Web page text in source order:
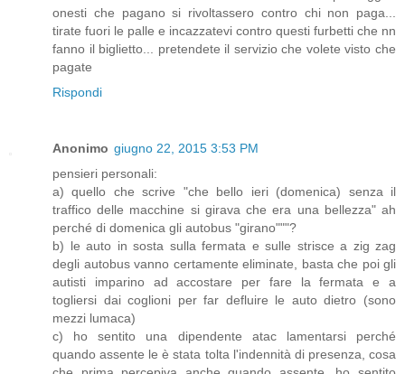
onesti che pagano si rivoltassero contro chi non paga...
tirate fuori le palle e incazzatevi contro questi furbetti che nn
fanno il biglietto... pretendete il servizio che volete visto che
pagate
Rispondi
Anonimo giugno 22, 2015 3:53 PM
pensieri personali:
a) quello che scrive "che bello ieri (domenica) senza il
traffico delle macchine si girava che era una bellezza" ah
perché di domenica gli autobus "girano"""?
b) le auto in sosta sulla fermata e sulle strisce a zig zag
degli autobus vanno certamente eliminate, basta che poi gli
autisti imparino ad accostare per fare la fermata e a
togliersi dai coglioni per far defluire le auto dietro (sono
mezzi lumaca)
c) ho sentito una dipendente atac lamentarsi perché
quando assente le è stata tolta l'indennità di presenza, cosa